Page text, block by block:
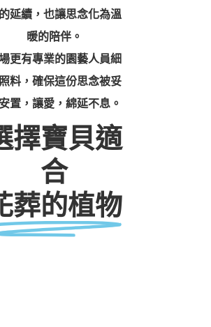
延續，也讓思念化為溫
暖的陪伴。
更有專業的園藝人員細
料，確保這份思念被妥
置，讓愛，綿延不息。
擇寶貝適
合
葬的植物